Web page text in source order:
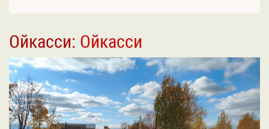
Ойкасси: Ойкасси